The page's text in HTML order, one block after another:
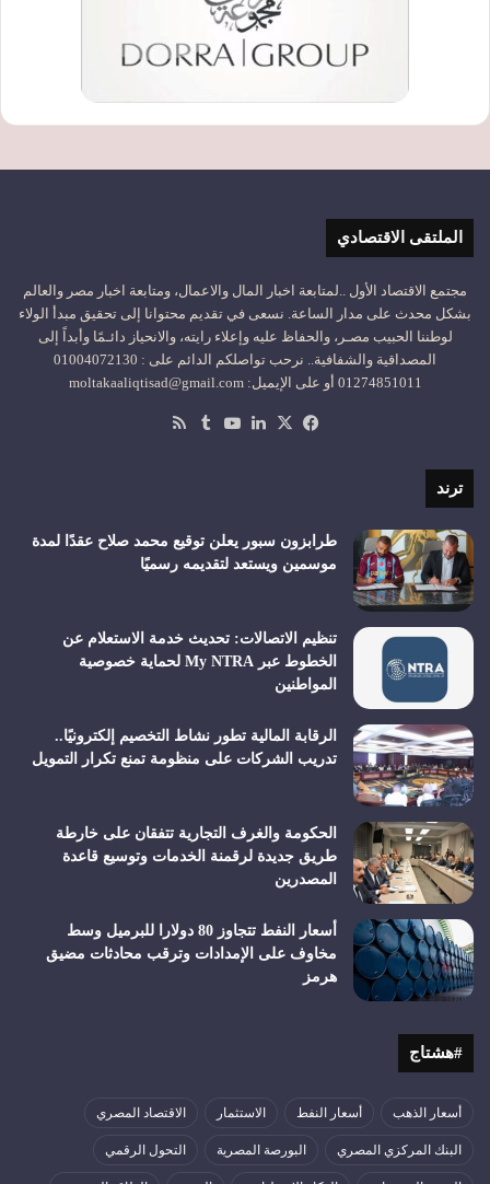
الملتقى الاقتصادي
مجتمع الاقتصاد الأول ..لمتابعة اخبار المال والاعمال، ومتابعة اخبار مصر والعالم
بشكل محدث على مدار الساعة. نسعى في تقديم محتوانا إلى تحقيق مبدأ الولاء
لوطننا الحبيب مصـر، والحفاظ عليه وإعلاء رايته، والانحياز دائـمًا وأبداً إلى
المصداقية والشفافية.. نرحب تواصلكم الدائم على : 01004072130
01274851011 أو على الإيميل: moltakaaliqtisad@gmail.com
فيسبوك
‫X لينكدإن‫YouTube
ترند
طرابزون سبور يعلن توقيع محمد صلاح عقدًا لمدة
موسمين ويستعد لتقديمه رسميًا
تنظيم الاتصالات: تحديث خدمة الاستعلام عن
الخطوط عبر My NTRA لحماية خصوصية
المواطنين
الرقابة المالية تطور نشاط التخصيم إلكترونيًا..
تدريب الشركات على منظومة تمنع تكرار التمويل
الحكومة والغرف التجارية تتفقان على خارطة
طريق جديدة لرقمنة الخدمات وتوسيع قاعدة
المصدرين
أسعار النفط تتجاوز 80 دولارا للبرميل وسط
مخاوف على الإمدادات وترقب محادثات مضيق
هرمز
#هشتاج
أسعار الذهب أسعار النفط الاستثمار الاقتصاد المصري
البنك المركزي المصري البورصة المصرية التحول الرقمي